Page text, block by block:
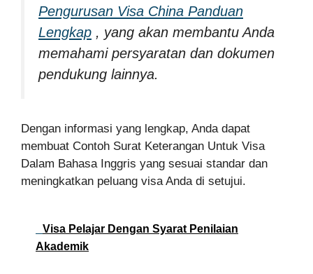
Pengurusan Visa China Panduan
Lengkap , yang akan membantu Anda
memahami persyaratan dan dokumen
pendukung lainnya.
Dengan informasi yang lengkap, Anda dapat
membuat Contoh Surat Keterangan Untuk Visa
Dalam Bahasa Inggris yang sesuai standar dan
meningkatkan peluang visa Anda di setujui.
Visa Pelajar Dengan Syarat Penilaian
Akademik